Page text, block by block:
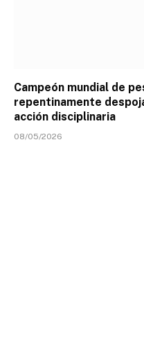
Campeón mundial de
repentinamente
acción disciplinaria
08/05/2026